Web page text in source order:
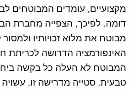
מקצועיים, עומדים המבוטחים
דומה. לפיכך, הצפייה מחברת
מבוטח את מלוא זכויותיו
האינפורמציה הדרושה לכריתת
המבוטח לא העלה כל בקשה
טבעית. סטייה מדרישה זו,